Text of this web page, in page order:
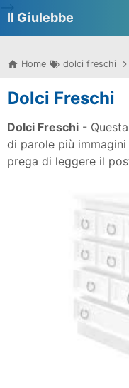
Il Giulebbe
Home dolci freschi
Dolci Freschi
Dolci Freschi -
di parole più
prega di leggere il